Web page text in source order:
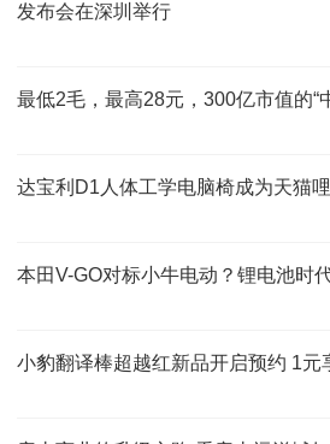
发布会在深圳举行
最低2毛，最高28元，300亿市值的“
达宝利D1人体工学电脑椅成为天猫
本田V-GO对标小牛电动？锂电池时
小豹翻译棒超越红新品开启预约 1元